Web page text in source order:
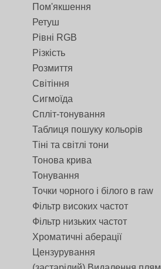
Пом'якшення
Ретуш
Рівні RGB
Різкість
Розмиття
Світіння
Сигмоїда
Спліт-тонування
Таблиця пошуку кольорів
Тіні та світлі тони
Тонова крива
Тонування
Точки чорного і білого в raw
Фільтр високих частот
Фільтр низьких частот
Хроматичні аберації
Цензурування